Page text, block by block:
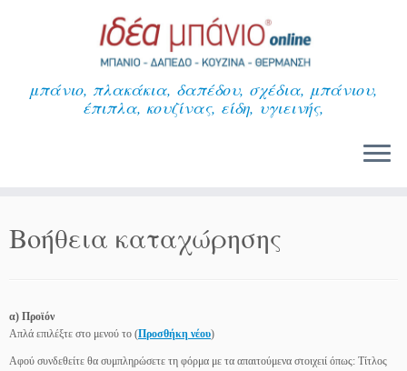
μπάνιο, πλακάκια, δαπέδου, σχέδια, μπάνιου,
έπιπλα, κουζίνας, είδη, υγιεινής,
Βοήθεια καταχώρησης
α) Προϊόν
Απλά επιλέξτε στο μενού το (Προσθήκη νέου)
Αφού συνδεθείτε θα συμπληρώσετε τη φόρμα με τα απαιτούμενα στοιχειί όπως: Τίτλος